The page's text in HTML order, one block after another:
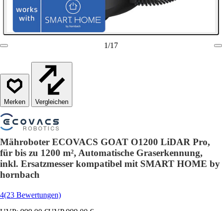
1/17
Vergleichen
Mähroboter ECOVACS GOAT O1200 LiDAR Pro,
für bis zu 1200 m², Automatische Graserkennung,
inkl. Ersatzmesser kompatibel mit SMART HOME by
hornbach
4(23 Bewertungen)